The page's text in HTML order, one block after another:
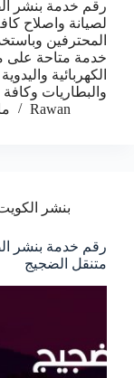
رقم خدمة بنشر
لصيانة واصلاح
المحترفين
خدمة متاحة على
الكهربائية
والبطاريات
Rawan
بنشر
متنقل الضجيج